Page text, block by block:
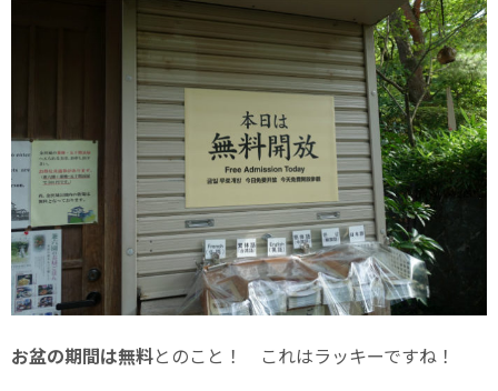
お盆の期間は無料とのこと！ これはラッキーですね！